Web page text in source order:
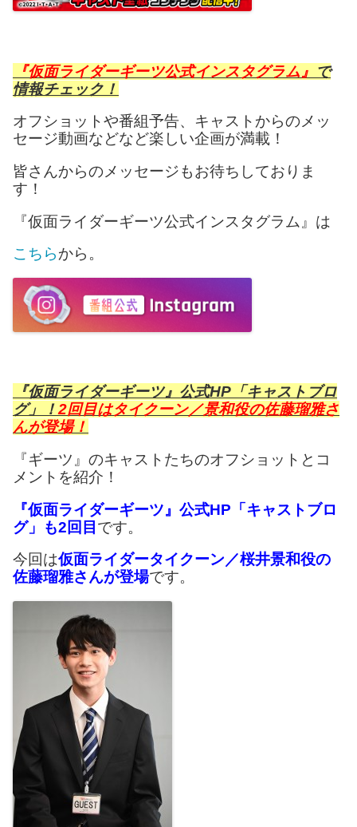
『仮面ライダーギーツ公式インスタグラム』 で
情報チェック！
オフショットや番組予告、キャストからのメッ
セージ動画などなど楽しい企画が満載！
皆さんからのメッセージもお待ちしておりま
す！
『仮面ライダーギーツ公式インスタグラム』は
こちらから。
『仮面ライダーギーツ』公式HP「キャストブロ
グ」！2回目はタイクーン／景和役の佐藤瑠雅さ
んが登場！
『ギーツ』のキャストたちのオフショットとコ
メントを紹介！
『仮面ライダーギーツ』公式HP「キャストブロ
グ」も2回目 です。
今回は仮面ライダータイクーン／桜井景和役の
佐藤瑠雅さんが登場です。